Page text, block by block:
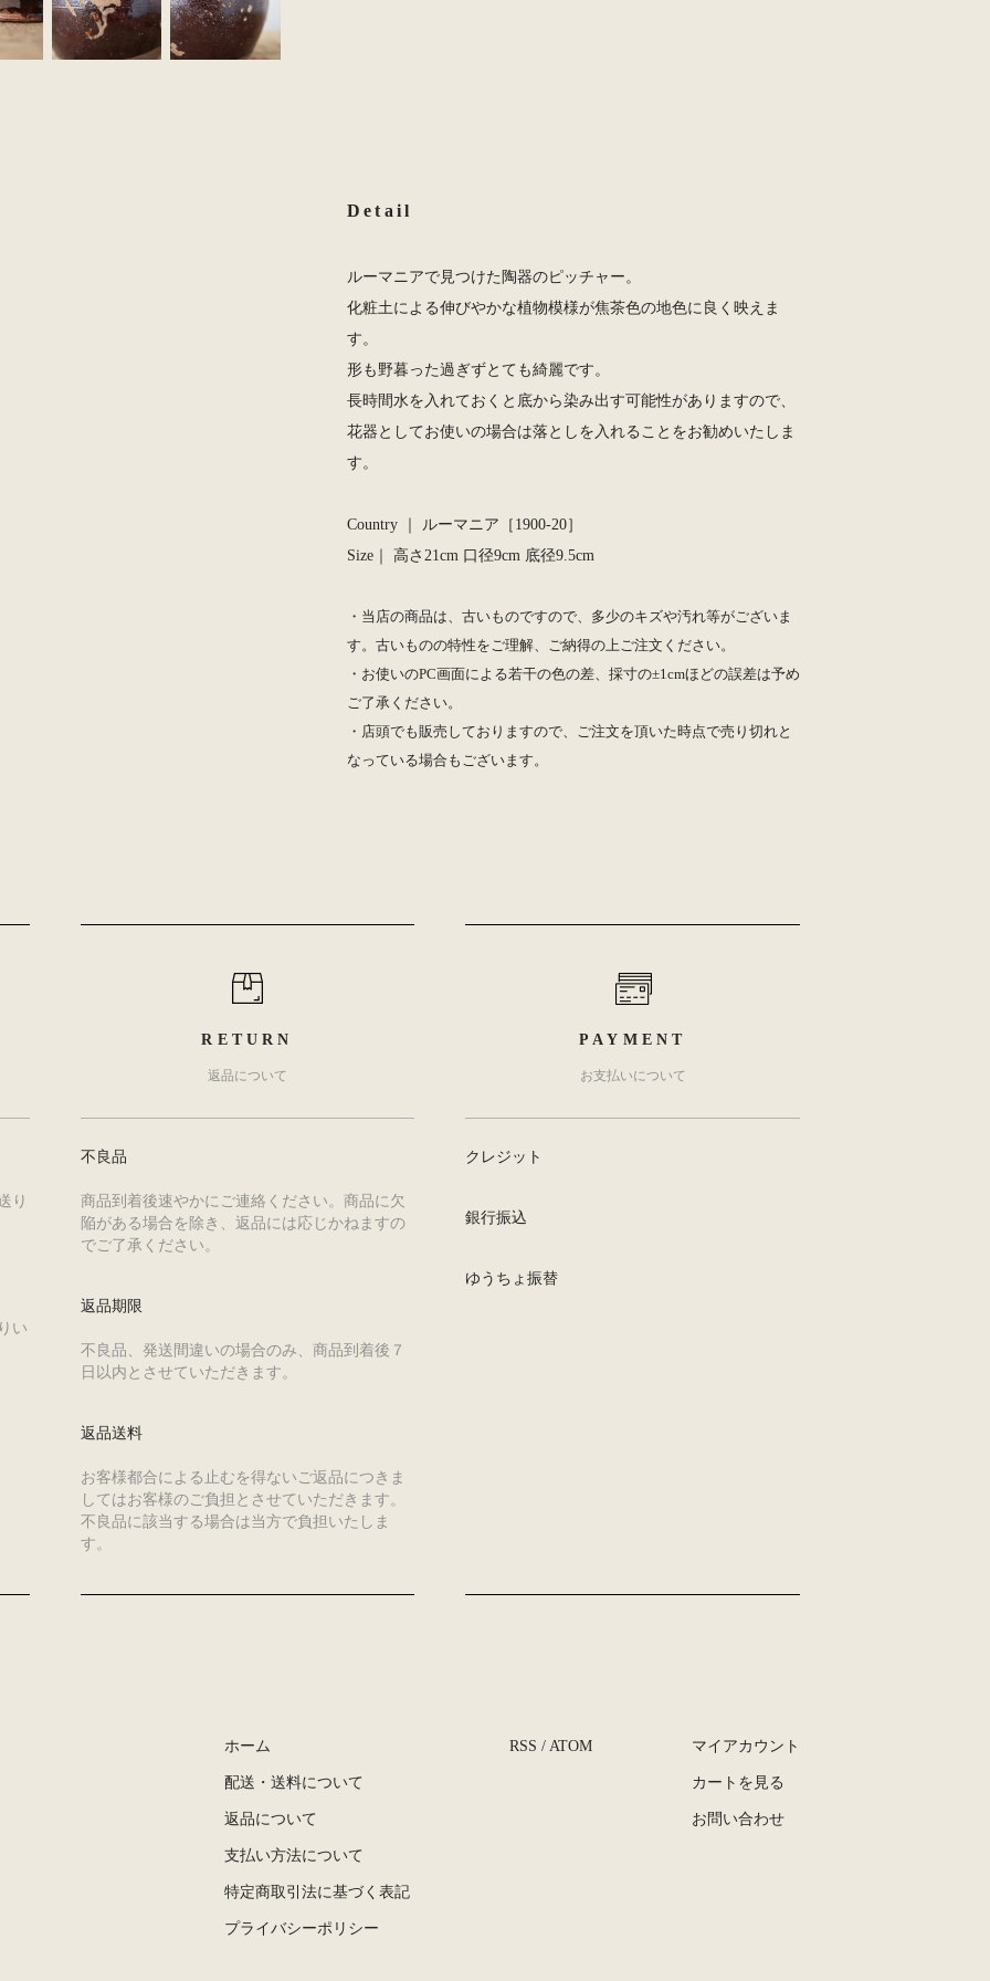
Detail
ルーマニアで見つけた陶器のピッチャー。
化粧土による伸びやかな植物模様が焦茶色の地色に良く映えま
す。
形も野暮った過ぎずとても綺麗です。
長時間水を入れておくと底から染み出す可能性がありますので、
花器としてお使いの場合は落としを入れることをお勧めいたしま
す。
Country ｜ ルーマニア［1900-20］
Size｜ 高さ21cm 口径9cm 底径9.5cm
・当店の商品は、古いものですので、多少のキズや汚れ等がございま
す。古いものの特性をご理解、ご納得の上ご注文ください。
・お使いのPC画面による若干の色の差、採寸の±1cmほどの誤差は予め
ご了承ください。
・店頭でも販売しておりますので、ご注文を頂いた時点で売り切れと
なっている場合もございます。
り
い
RETURN
返品について
不良品
商品到着後速やかにご連絡ください。商品に欠
陥がある場合を除き、返品には応じかねますの
でご了承ください。
返品期限
不良品、発送間違いの場合のみ、商品到着後７
日以内とさせていただきます。
返品送料
お客様都合による止むを得ないご返品につきま
してはお客様のご負担とさせていただきます。
不良品に該当する場合は当方で負担いたしま
す。
PAYMENT
お支払いについて
クレジット
銀行振込
ゆうちょ振替
ホーム
配送・送料について
返品について
支払い方法について
特定商取引法に基づく表記
プライバシーポリシー
RSS / ATOM マイアカウント
カートを見る
お問い合わせ